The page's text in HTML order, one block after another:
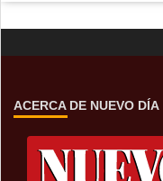
ACERCA DE NUEVO DÍA